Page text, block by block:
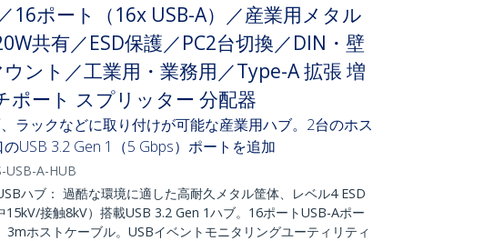
16ポート（16x USB-A）／産業用メタル
共有／ESD保護／PC2台切換／DIN・壁
ント／工業用・業務用／Type-A 拡張 増
ポート スプリッター 分配器
ラックなどに取り付けが可能な産業用ハブ。2台のホス
USB 3.2 Gen 1（5 Gbps）ポートを追加
USB-A-HUB
ハブ： 過酷な環境に適した高耐久メタル筐体、レベル4 ESD
15kV/接触8kV）搭載USB 3.2 Gen 1ハブ。16ポートUSB-Aポー
3mホストケーブル。USBイベントモニタリングユーティリティ